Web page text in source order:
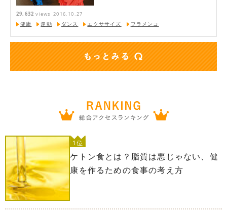
29,632 views 2016.10.27
健康 運動 ダンス エクササイズ フラメンコ
1位
ケトン食とは？脂質は悪じゃない、健
康を作るための食事の考え方